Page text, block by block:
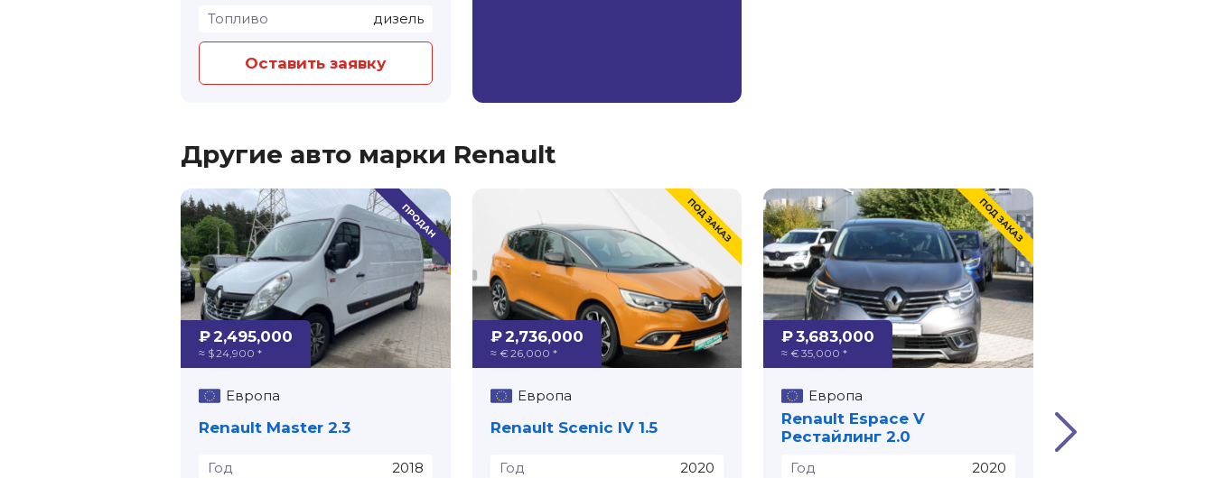
Топливо
дизель
Оставить заявку
Другие авто марки Renault
₽ 2,495,000
≈ $ 24,900 *
Европа
Renault Master 2.3
Год
2018
₽ 2,736,000
≈ € 26,000 *
Европа
Renault Scenic IV 1.5
Год
2020
₽ 3,683,000
≈ € 35,000 *
Европа
Renault Espace V
Рестайлинг 2.0
Год
2020
Renault Talisman